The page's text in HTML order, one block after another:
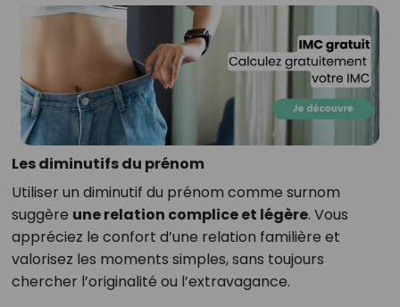
Les diminutifs du prénom
Utiliser un diminutif du prénom comme surnom
suggère une relation complice et légère. Vous
appréciez le confort d’une relation familière et
valorisez les moments simples, sans toujours
chercher l’originalité ou l’extravagance.